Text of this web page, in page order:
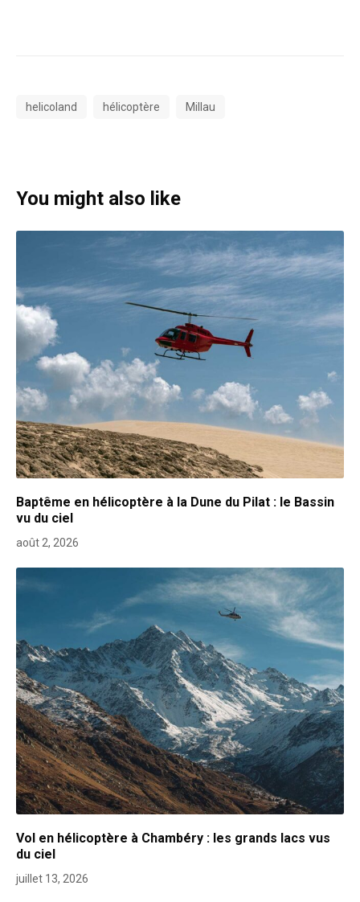
helicoland hélicoptère Millau
You might also like
Baptême en hélicoptère à la Dune du Pilat : le Bassin
vu du ciel
août 2, 2026
Vol en hélicoptère à Chambéry : les grands lacs vus
du ciel
juillet 13, 2026